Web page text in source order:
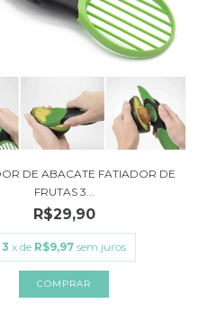
DE ABACATE FATIADOR DE
FRUTAS 3...
R$29,90
3 x de R$9,97 sem juros